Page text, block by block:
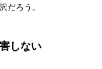
だろう。
しない